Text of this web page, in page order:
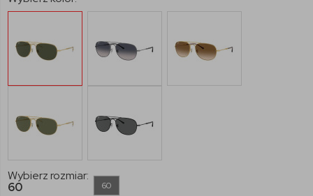
Wybierz rozmiar:
60
60